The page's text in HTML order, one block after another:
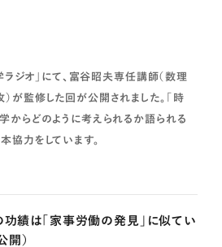
ジオ」にて、富谷昭夫専任講師（数理
が監修した回が公開されました。「時
からどのように考えられるか語られる
協力をしています。
功績は「家事労働の発見」に似てい
開）